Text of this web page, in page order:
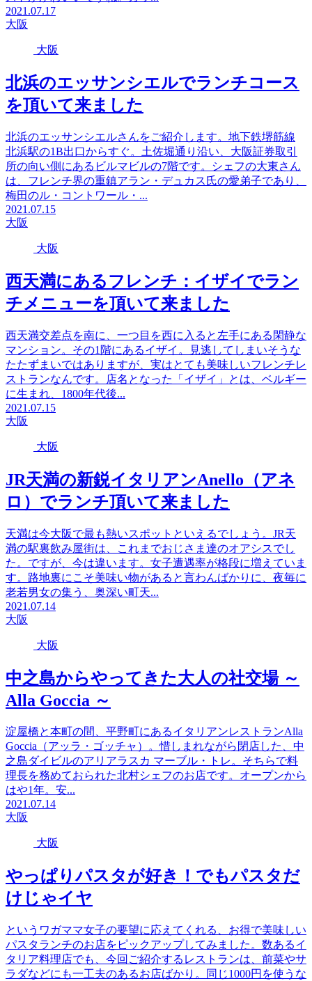
2021.07.17
大阪
大阪
北浜のエッサンシエルでランチコース
を頂いて来ました
北浜のエッサンシエルさんをご紹介します。地下鉄堺筋線
北浜駅の1B出口からすぐ。土佐堀通り沿い、大阪証券取引
所の向い側にあるビルマビルの7階です。シェフの大東さん
は、フレンチ界の重鎮アラン・デュカス氏の愛弟子であり、
梅田のル・コントワール・...
2021.07.15
大阪
大阪
西天満にあるフレンチ：イザイでラン
チメニューを頂いて来ました
西天満交差点を南に、一つ目を西に入ると左手にある閑静な
マンション。その1階にあるイザイ。見逃してしまいそうな
たたずまいではありますが、実はとても美味しいフレンチレ
ストランなんです。店名となった「イザイ」とは、ベルギー
に生まれ、1800年代後...
2021.07.15
大阪
大阪
JR天満の新鋭イタリアンAnello（アネ
ロ）でランチ頂いて来ました
天満は今大阪で最も熱いスポットといえるでしょう。JR天
満の駅裏飲み屋街は、これまでおじさま達のオアシスでし
た。ですが、今は違います。女子遭遇率が格段に増えていま
す。路地裏にこそ美味い物があると言わんばかりに、夜毎に
老若男女の集う、奥深い町天...
2021.07.14
大阪
大阪
中之島からやってきた大人の社交場 ～
Alla Goccia ～
淀屋橋と本町の間、平野町にあるイタリアンレストランAlla
Goccia（アッラ・ゴッチャ）。惜しまれながら閉店した、中
之島ダイビルのアリアラスカ マーブル・トレ。そちらで料
理長を務めておられた北村シェフのお店です。オープンから
はや1年。安...
2021.07.14
大阪
大阪
やっぱりパスタが好き！でもパスタだ
けじゃイヤ
というワガママ女子の要望に応えてくれる、お得で美味しい
パスタランチのお店をピックアップしてみました。数あるイ
タリア料理店でも、今回ご紹介するレストランは、前菜やサ
ラダなどにも一工夫のあるお店ばかり。同じ1000円を使うな